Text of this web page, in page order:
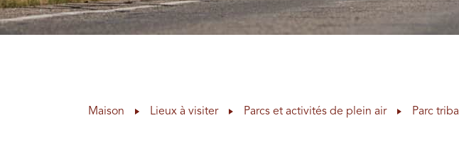
Maison Lieux à visiter Parcs et activités de plein air Parc